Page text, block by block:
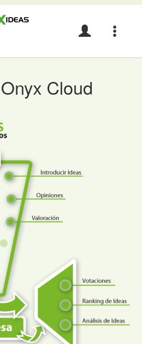
Acceso
e
Cloud